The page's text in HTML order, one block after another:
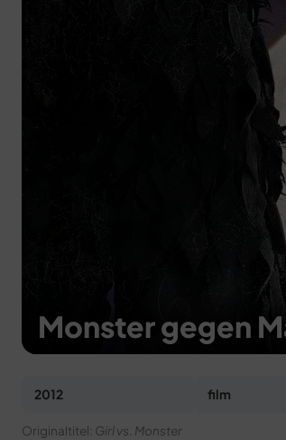
Monster gegen
2012 film
Originaltitel: Girl vs. Monster